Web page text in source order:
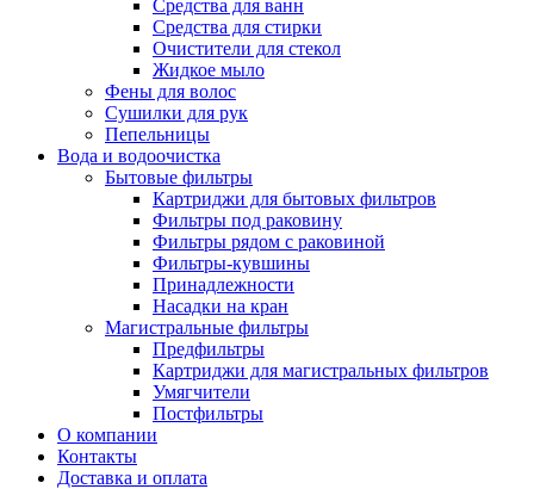
Средства для ванн
Средства для стирки
Очистители для стекол
Жидкое мыло
Фены для волос
Сушилки для рук
Пепельницы
Вода и водоочистка
Бытовые фильтры
Картриджи для бытовых фильтров
Фильтры под раковину
Фильтры рядом с раковиной
Фильтры-кувшины
Принадлежности
Насадки на кран
Магистральные фильтры
Предфильтры
Картриджи для магистральных фильтров
Умягчители
Постфильтры
О компании
Контакты
Доставка и оплата